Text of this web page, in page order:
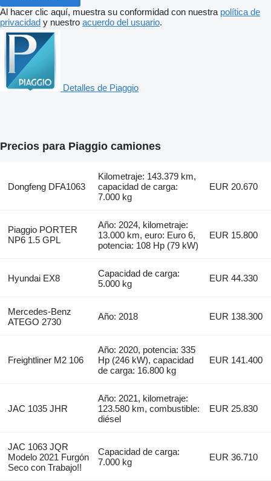
Al hacer clic aquí, muestra su conformidad con nuestra política de
privacidad y nuestro acuerdo del usuario.
Detalles de Piaggio
Precios para Piaggio camiones
Dongfeng DFA1063
Kilometraje: 143.379 km,
capacidad de carga:
7.000 kg
EUR 20.670
Piaggio PORTER
NP6 1.5 GPL
Año: 2024, kilometraje:
13.000 km, euro: Euro 6,
potencia: 108 Hp (79 kW)
EUR 15.800
Hyundai EX8
Capacidad de carga:
5.000 kg
EUR 44.330
Mercedes-Benz
ATEGO 2730
Año: 2018 EUR 138.300
Freightliner M2 106
Año: 2020, potencia: 335
Hp (246 kW), capacidad
de carga: 16.800 kg
EUR 141.400
JAC 1035 JHR
Año: 2021, kilometraje:
123.580 km, combustible:
diésel
EUR 25.830
JAC 1063 JQR
Modelo 2021 Furgón
Seco con Trabajo!!
Capacidad de carga:
7.000 kg
EUR 36.710